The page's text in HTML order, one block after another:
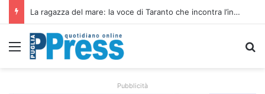
Siccità e caro gasolio colpiscono le campagne pugliesi: irrigare costa il 50,6% in più
Menu
Pubblicità